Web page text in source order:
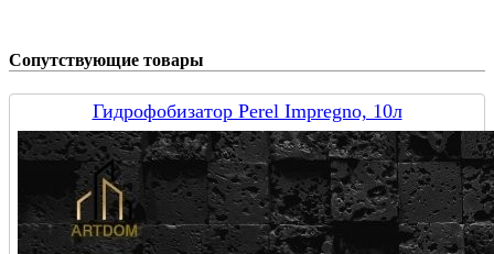
Сопутствующие товары
Гидрофобизатор Perel Impregno, 10л